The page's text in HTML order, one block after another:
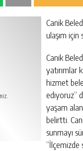
Canik
ulaşım için
Canik
yatırımlar
hizmet
ediyoruz”
yaşam
belirtti.
sunmayı
“İlçemizde